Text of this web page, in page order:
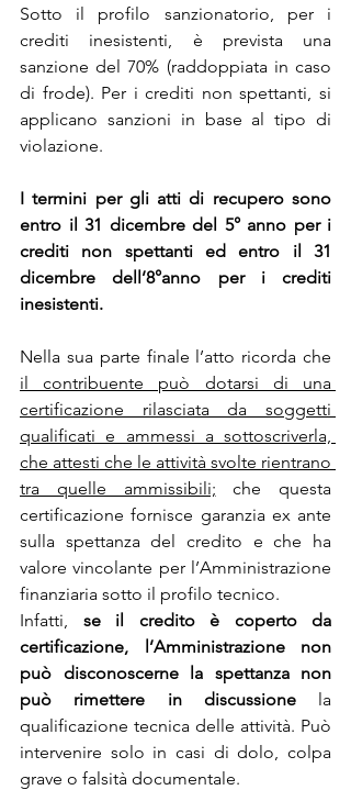
Sotto il profilo sanzionatorio, per i
crediti inesistenti, è prevista una
sanzione del 70% (raddoppiata in caso
di frode). Per i crediti non spettanti, si
applicano sanzioni in base al tipo di
violazione.
I termini per gli atti di recupero sono
entro il 31 dicembre del 5° anno per i
crediti non spettanti ed entro il 31
dicembre dell’8°anno per i crediti
inesistenti.
il contribuente può dotarsi di una
certificazione rilasciata da soggetti
qualificati e ammessi a sottoscriverla,
che attesti che le attività svolte rientrano
tra quelle ammissibili; che questa
certificazione fornisce garanzia ex ante
sulla spettanza del credito e che ha
valore vincolante per l’Amministrazione
finanziaria sotto il profilo tecnico.
Infatti, se il credito è coperto da
certificazione, l’Amministrazione non
può disconoscerne la spettanza non
può rimettere in discussione la
qualificazione tecnica delle attività. Può
intervenire solo in casi di dolo, colpa
grave o falsità documentale.